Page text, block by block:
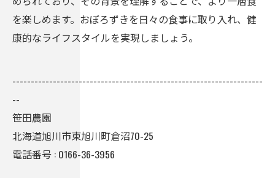
を楽しめます。おぼろずきを日々の食事に取り入れ、健
康的なライフスタイルを実現しましょう。
--------------------------------------------------------------------
--
笹田農園
北海道旭川市東旭川町倉沼70-25
電話番号 : 0166-36-3956